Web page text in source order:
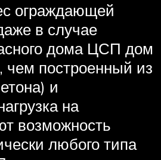
ограждающей
в случае
дома ЦСП дом
чем построенный из
и
на
возможность
любого типа